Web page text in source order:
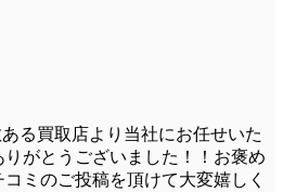
る買取店より当社にお任せいた
がとうございました！！お褒め
ミのご投稿を頂けて大変嬉しく